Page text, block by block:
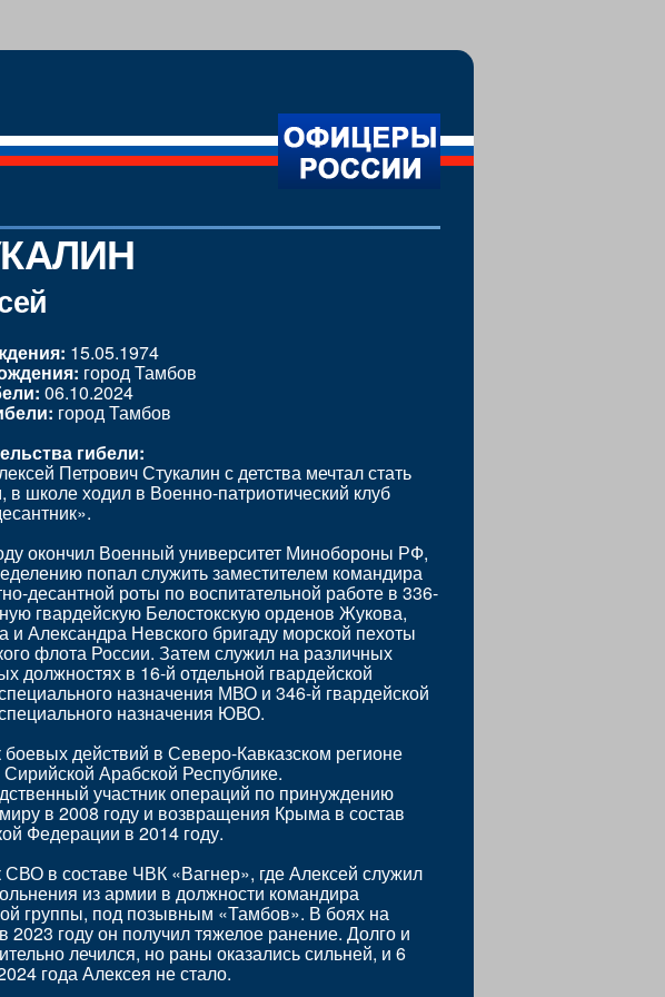
15.05.1974
город Тамбов
06.10.2024
город Тамбов
гибели:
Петрович Стукалин с детства мечтал стать
в школе ходил в Военно-патриотический клуб
окончил Военный университет Минобороны РФ,
попал служить заместителем командира
десантной роты по воспитательной работе в 336-
гвардейскую Белостокскую орденов Жукова,
и Александра Невского бригаду морской пехоты
флота России. Затем служил на различных
должностях в 16-й отдельной гвардейской
назначения МВО и 346-й гвардейской
назначения ЮВО.
боевых действий в Северо-Кавказском регионе
Арабской Республике.
участник операций по принуждению
в 2008 году и возвращения Крыма в состав
Федерации в 2014 году.
СВО в составе ЧВК «Вагнер», где Алексей служил
из армии в должности командира
группы, под позывным «Тамбов». В боях на
2023 году он получил тяжелое ранение. Долго и
лечился, но раны оказались сильней, и 6
года Алексея не стало.